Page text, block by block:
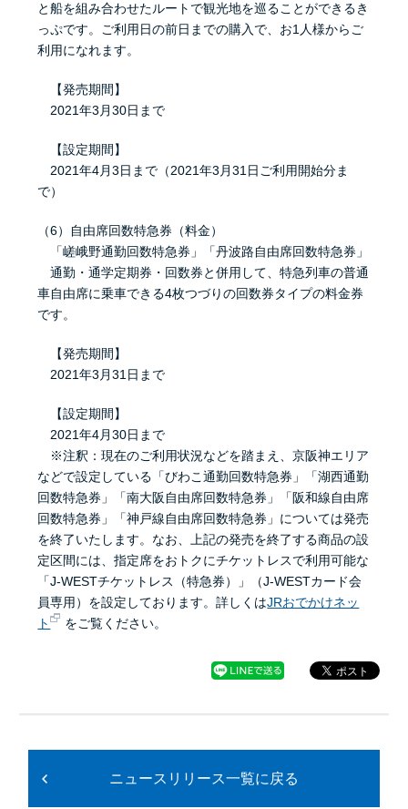
と船を組み合わせたルートで観光地を巡ることができるき
っぷです。ご利用日の前日までの購入で、お1人様からご
利用になれます。
【発売期間】
2021年3月30日まで
【設定期間】
2021年4月3日まで（2021年3月31日ご利用開始分ま
で）
（6）自由席回数特急券（料金）
「嵯峨野通勤回数特急券」「丹波路自由席回数特急券」
通勤・通学定期券・回数券と併用して、特急列車の普通
車自由席に乗車できる4枚つづりの回数券タイプの料金券
です。
【発売期間】
2021年3月31日まで
【設定期間】
2021年4月30日まで
※注釈：現在のご利用状況などを踏まえ、京阪神エリア
などで設定している「びわこ通勤回数特急券」「湖西通勤
回数特急券」「南大阪自由席回数特急券」「阪和線自由席
回数特急券」「神戸線自由席回数特急券」については発売
を終了いたします。なお、上記の発売を終了する商品の設
定区間には、指定席をおトクにチケットレスで利用可能な
「J-WESTチケットレス（特急券）」（J-WESTカード会
員専用）を設定しております。詳しくはJRおでかけネッ
ト
をご覧ください。
ニュースリリース一覧に戻る